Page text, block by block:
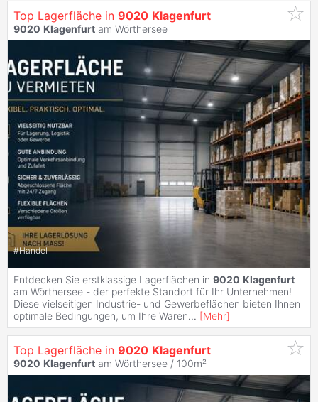
Top Lagerfläche in 9020 Klagenfurt
9020 Klagenfurt am Wörthersee
#Handel
Entdecken Sie erstklassige Lagerflächen in 9020 Klagenfurt
am Wörthersee - der perfekte Standort für Ihr Unternehmen!
Diese vielseitigen Industrie- und Gewerbeflächen bieten Ihnen
optimale Bedingungen, um Ihre Waren... [Mehr]
Top Lagerfläche in 9020 Klagenfurt
9020 Klagenfurt am Wörthersee / 100m²